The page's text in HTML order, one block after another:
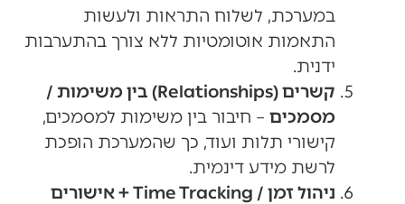
במערכת, לשלוח התראות ולעשות
התאמות אוטומטיות ללא צורך בהתערבות
ידנית.
קשרים (Relationships) בין משימות /
מסמכים – חיבור בין משימות למסמכים,
קישורי תלות ועוד, כך שהמערכת הופכת
לרשת מידע דינמית.
ניהול זמן / Time Tracking + אישורים